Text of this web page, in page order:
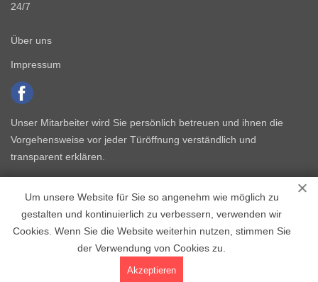
Um unsere Website für Sie so angenehm wie möglich zu
gestalten und kontinuierlich zu verbessern, verwenden wir
Cookies. Wenn Sie die Website weiterhin nutzen, stimmen Sie
der Verwendung von Cookies zu.
Akzeptieren
24/7
Über uns
Impressum
Unser Mitarbeiter wird Sie persönlich betreuen und ihnen die
Vorgehensweise vor jeder Türöffnung verständlich und
transparent erklären.
Copyright © 2015 - 2026 Schlüsseldienst NRW